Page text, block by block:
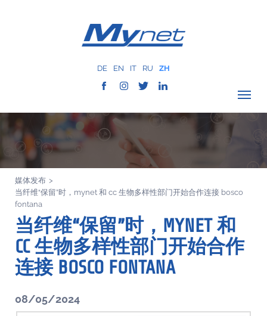
DE EN IT RU ZH
驗證覆蓋範圍
公司
网络服务
服务
MYNET
以往案例
通讯
联系我们
媒体发布 >
当纤维“保留”时，mynet 和 cc 生物多样性部门开始合作连接 bosco
fontana
当纤维“保留”时，MYNET 和
CC 生物多样性部门开始合作
连接 BOSCO FONTANA
08/05/2024